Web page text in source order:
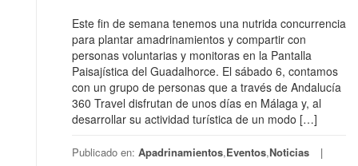
Este fin de semana tenemos una nutrida concurrencia
para plantar amadrinamientos y compartir con
personas voluntarias y monitoras en la Pantalla
Paisajística del Guadalhorce. El sábado 6, contamos
con un grupo de personas que a través de Andalucía
360 Travel disfrutan de unos días en Málaga y, al
desarrollar su actividad turística de un modo […]
Publicado en: Apadrinamientos,Eventos,Noticias